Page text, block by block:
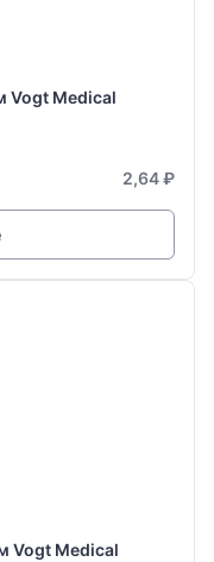
Vogt Medical
2,64 ₽
Vogt Medical